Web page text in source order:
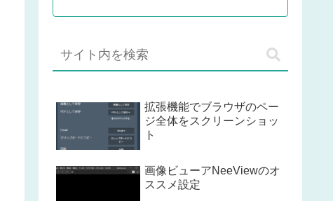
拡張機能でブラウザのペー
ジ全体をスクリーンショッ
ト
画像ビューアNeeViewのオ
ススメ設定